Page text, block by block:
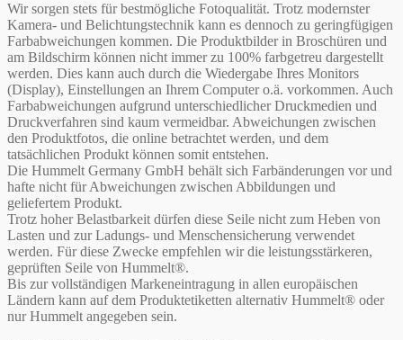
Wir sorgen stets für bestmögliche Fotoqualität. Trotz modernster
Kamera- und Belichtungstechnik kann es dennoch zu geringfügigen
Farbabweichungen kommen. Die Produktbilder in Broschüren und
am Bildschirm können nicht immer zu 100% farbgetreu dargestellt
werden. Dies kann auch durch die Wiedergabe Ihres Monitors
(Display), Einstellungen an Ihrem Computer o.ä. vorkommen. Auch
Farbabweichungen aufgrund unterschiedlicher Druckmedien und
Druckverfahren sind kaum vermeidbar. Abweichungen zwischen
den Produktfotos, die online betrachtet werden, und dem
tatsächlichen Produkt können somit entstehen.
Die Hummelt Germany GmbH behält sich Farbänderungen vor und
hafte nicht für Abweichungen zwischen Abbildungen und
geliefertem Produkt.
Trotz hoher Belastbarkeit dürfen diese Seile nicht zum Heben von
Lasten und zur Ladungs- und Menschensicherung verwendet
werden. Für diese Zwecke empfehlen wir die leistungsstärkeren,
geprüften Seile von Hummelt®.
Bis zur vollständigen Markeneintragung in allen europäischen
Ländern kann auf dem Produktetiketten alternativ Hummelt® oder
nur Hummelt angegeben sein.